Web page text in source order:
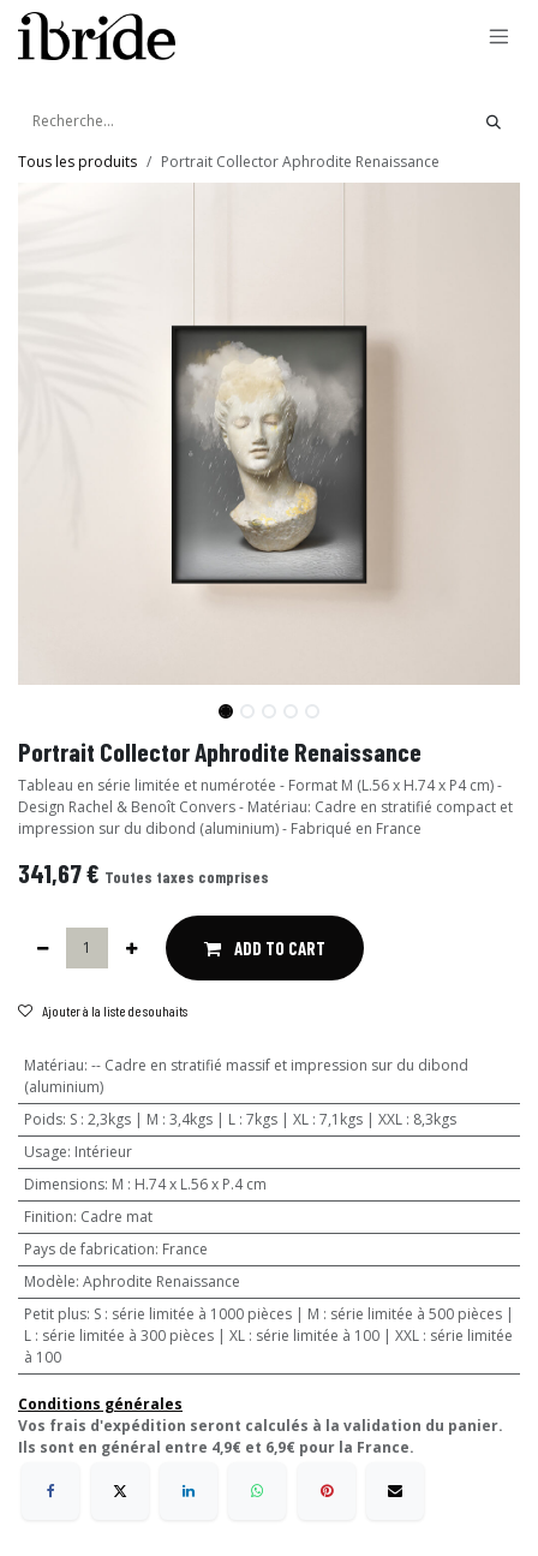
Se rendre au contenu
Tous les produits Portrait Collector Aphrodite Renaissance
Portrait Collector Aphrodite Renaissance
Tableau en série limitée et numérotée - Format M (L.56 x H.74 x P4 cm) -
Design Rachel & Benoît Convers - Matériau: Cadre en stratifié compact et
impression sur du dibond (aluminium) - Fabriqué en France
341,67€ Toutes taxes comprises
ADD TO CART
Ajouter à la liste de souhaits
Matériau: -- Cadre en stratifié massif et impression sur du dibond
(aluminium)
Poids: S : 2,3kgs | M : 3,4kgs | L : 7kgs | XL : 7,1kgs | XXL : 8,3kgs
Usage: Intérieur
Dimensions:
M : H.74 x L.56 x P.4 cm
Finition: Cadre mat
Pays de fabrication: France
Modèle: Aphrodite Renaissance
Petit plus: S : série limitée à 1000 pièces | M : série limitée à 500 pièces |
L : série limitée à 300 pièces | XL : série limitée à 100 | XXL : série limitée
à 100
Conditions générales
Vos frais d'expédition seront calculés à la validation du panier.
Ils sont en général entre 4,9€ et 6,9€ pour la France.